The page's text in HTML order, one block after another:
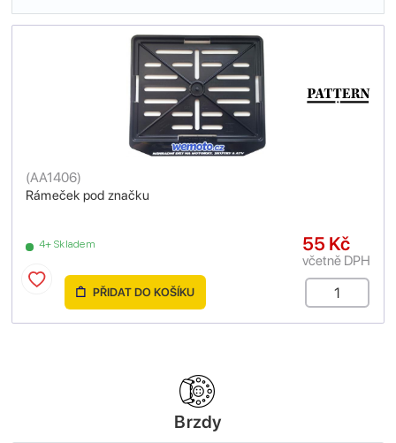
Rámeček pod značku
(AA1406)
4+ Skladem 55 Kč
včetně DPH
PŘIDAT DO KOŠÍKU
Brzdy